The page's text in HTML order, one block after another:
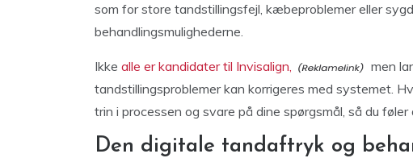
som for store tandstillingsfejl, kæbeproblemer eller
behandlingsmulighederne.
Ikke alle er kandidater til Invisalign,
men
tandstillingsproblemer kan korrigeres med systemet.
trin i processen og svare på dine spørgsmål, så du
Den digitale tandaftryk og